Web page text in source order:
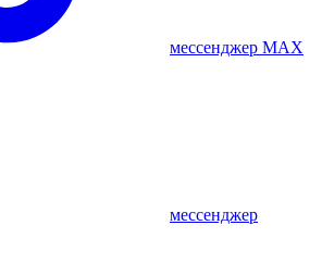
мессенджер MAX
мессенджер